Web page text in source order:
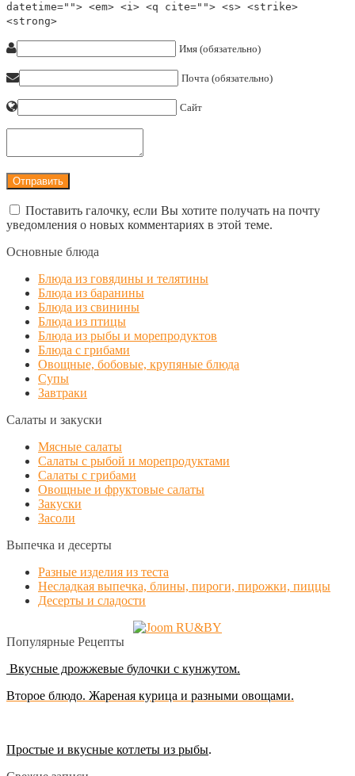
datetime=""> <em> <i> <q cite=""> <s> <strike>
<strong>
Имя (обязательно)
Почта (обязательно)
Сайт
Поставить галочку, если Вы хотите получать на почту
уведомления о новых комментариях в этой теме.
Основные блюда
Блюда из говядины и телятины
Блюда из баранины
Блюда из свинины
Блюда из птицы
Блюда из рыбы и морепродуктов
Блюда с грибами
Овощные, бобовые, крупяные блюда
Супы
Завтраки
Салаты и закуски
Мясные салаты
Салаты с рыбой и морепродуктами
Салаты с грибами
Овощные и фруктовые салаты
Закуски
Засоли
Выпечка и десерты
Разные изделия из теста
Несладкая выпечка, блины, пироги, пирожки, пиццы
Десерты и сладости
Популярные Рецепты
Вкусные дрожжевые булочки с кунжутом.
Второе блюдо. Жареная курица и разными овощами.
Простые и вкусные котлеты из рыбы.